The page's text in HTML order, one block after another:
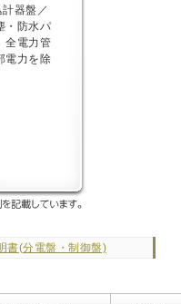
書(分電盤・制御盤)